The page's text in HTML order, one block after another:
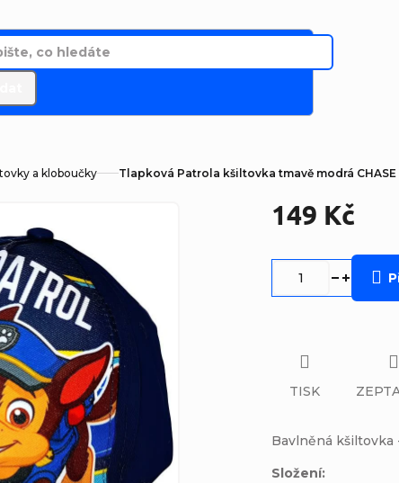
a kloboučky Tlapková Patrola kšiltovka tmavě modrá CHASE
149 Kč
Bavlněná
Složení:
TISK